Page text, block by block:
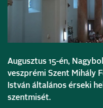
Augusztus 15-én,
veszprémi Szent Mihály
István általános érseki
szentmisét.